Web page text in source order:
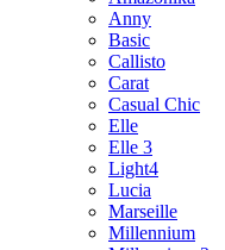
Anny
Basic
Callisto
Carat
Casual Chic
Elle
Elle 3
Light4
Lucia
Marseille
Millennium